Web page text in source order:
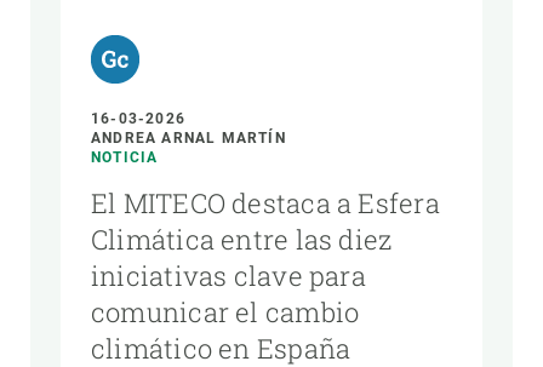
16-03-2026
ANDREA ARNAL MARTÍN
NOTICIA
El MITECO destaca a Esfera
Climática entre las diez
iniciativas clave para
comunicar el cambio
climático en España